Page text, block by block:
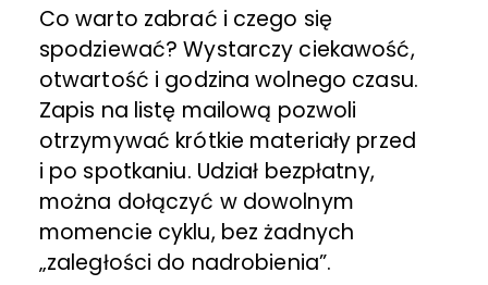
Co warto zabrać i czego się
spodziewać? Wystarczy ciekawość,
otwartość i godzina wolnego czasu.
Zapis na listę mailową pozwoli
otrzymywać krótkie materiały przed
i po spotkaniu. Udział bezpłatny,
można dołączyć w dowolnym
momencie cyklu, bez żadnych
„zaległości do nadrobienia”.